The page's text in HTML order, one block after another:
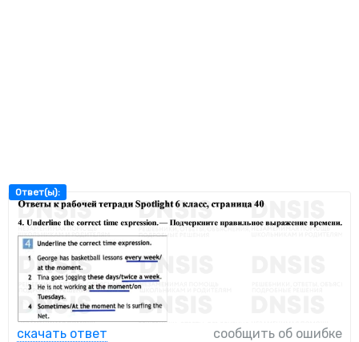
Ответ(ы):
скачать ответ сообщить об ошибке